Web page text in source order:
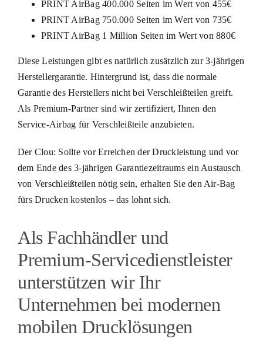
PRINT AirBag 400.000 Seiten im Wert von 455€
PRINT AirBag 750.000 Seiten im Wert von 735€
PRINT AirBag 1 Million Seiten im Wert von 880€
Diese Leistungen gibt es natürlich zusätzlich zur 3-jährigen
Herstellergarantie. Hintergrund ist, dass die normale
Garantie des Herstellers nicht bei Verschleißteilen greift.
Als Premium-Partner sind wir zertifiziert, Ihnen den
Service-Airbag für Verschleißteile anzubieten.
Der Clou: Sollte vor Erreichen der Druckleistung und vor
dem Ende des 3-jährigen Garantiezeitraums ein Austausch
von Verschleißteilen nötig sein, erhalten Sie den Air-Bag
fürs Drucken kostenlos – das lohnt sich.
Als Fachhändler und
Premium-Servicedienstleister
unterstützen wir Ihr
Unternehmen bei modernen
mobilen Drucklösungen